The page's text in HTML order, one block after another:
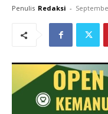
Penulis Redaksi -